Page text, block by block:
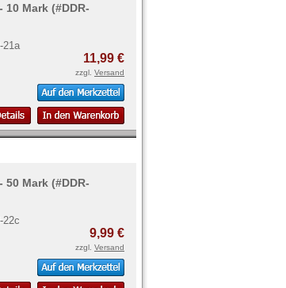
Mark (#DDR-
21a
11,99 €
zzgl. Versand
Mark (#DDR-
22c
9,99 €
zzgl. Versand